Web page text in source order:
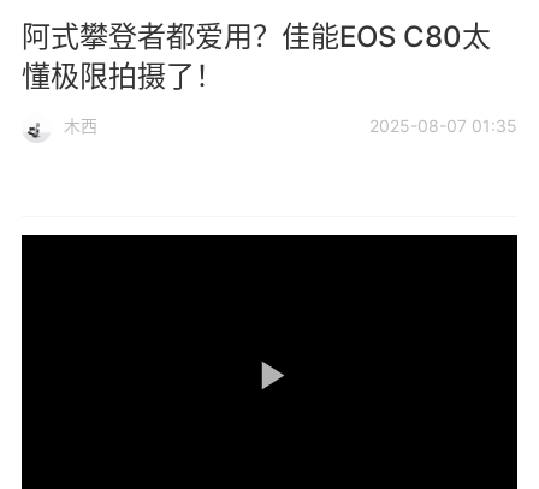
阿式攀登者都爱用？佳能EOS C80太
懂极限拍摄了！
木西 2025-08-07 01:35